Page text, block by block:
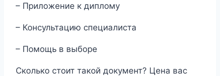
– Приложение к диплому
– Консультацию специалиста
– Помощь в выборе
Сколько стоит такой документ? Цена вас